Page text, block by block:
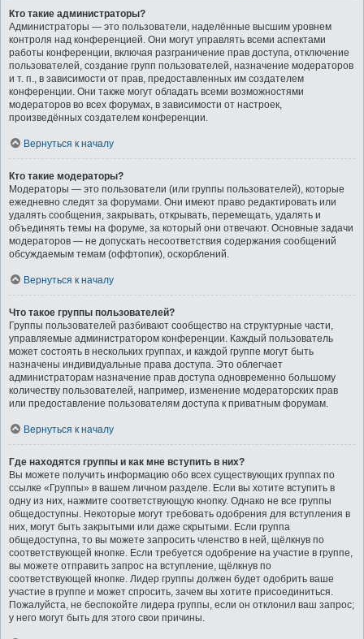
Кто такие администраторы?
Администраторы — это пользователи, наделённые высшим уровнем
контроля над конференцией. Они могут управлять всеми аспектами
работы конференции, включая разграничение прав доступа, отключение
пользователей, создание групп пользователей, назначение модераторов
и т. п., в зависимости от прав, предоставленных им создателем
конференции. Они также могут обладать всеми возможностями
модераторов во всех форумах, в зависимости от настроек,
произведённых создателем конференции.
Вернуться к началу
Кто такие модераторы?
Модераторы — это пользователи (или группы пользователей), которые
ежедневно следят за форумами. Они имеют право редактировать или
удалять сообщения, закрывать, открывать, перемещать, удалять и
объединять темы на форуме, за который они отвечают. Основные задачи
модераторов — не допускать несоответствия содержания сообщений
обсуждаемым темам (оффтопик), оскорблений.
Вернуться к началу
Что такое группы пользователей?
Группы пользователей разбивают сообщество на структурные части,
управляемые администратором конференции. Каждый пользователь
может состоять в нескольких группах, и каждой группе могут быть
назначены индивидуальные права доступа. Это облегчает
администраторам назначение прав доступа одновременно большому
количеству пользователей, например, изменение модераторских прав
или предоставление пользователям доступа к приватным форумам.
Вернуться к началу
Где находятся группы и как мне вступить в них?
Вы можете получить информацию обо всех существующих группах по
ссылке «Группы» в вашем личном разделе. Если вы хотите вступить в
одну из них, нажмите соответствующую кнопку. Однако не все группы
общедоступны. Некоторые могут требовать одобрения для вступления в
них, могут быть закрытыми или даже скрытыми. Если группа
общедоступна, то вы можете запросить членство в ней, щёлкнув по
соответствующей кнопке. Если требуется одобрение на участие в группе,
вы можете отправить запрос на вступление, щёлкнув по
соответствующей кнопке. Лидер группы должен будет одобрить ваше
участие в группе и может спросить, зачем вы хотите присоединиться.
Пожалуйста, не беспокойте лидера группы, если он отклонил ваш запрос;
у него могут быть для этого свои причины.